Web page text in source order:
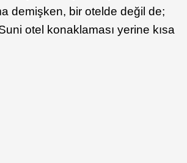
demişken, bir otelde değil de;
otel konaklaması yerine kısa